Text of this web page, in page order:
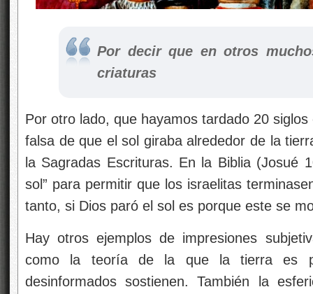
Por decir que en otros
criaturas
Por otro lado, que hayamos tardado 20
falsa de que el sol giraba alrededor de la
la Sagradas Escrituras. En la Biblia (Josué
sol” para permitir que los israelitas
tanto, si Dios paró el sol es porque este se
Hay otros ejemplos de impresiones
como la teoría de la que la tierra es
desinformados sostienen. También la